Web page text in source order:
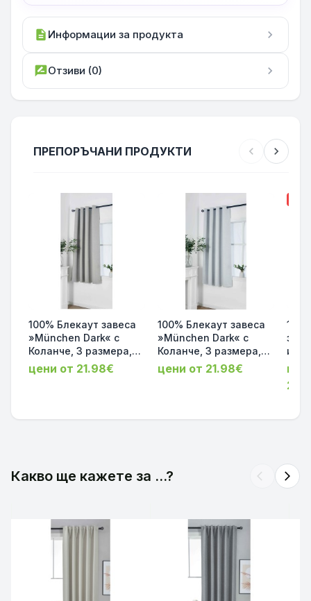
description Информации за продукта chevron_right
rate_reviewОтзиви (0) chevron_right
ПРЕПОРЪЧАНИ ПРОДУКТИ chevron_left chevron_right
100% Блекаут завеса
»München Dark« с
Коланче, 3 размера,
Пълно Затъмняване,
десен „Рибена кост“
код-202410-012
цени от 21.98€
100% Блекаут завеса
»München Dark« с
Коланче, 3 размера,
Пълно Затъмняване,
десен „Рибена кост“
003
цени от 21.98€
за
и
Какво ще кажете за ...? arrow_back_ios arrow_forward_ios